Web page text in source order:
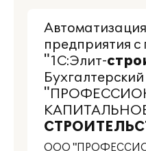
предприятия
"1С:Элит-
ООО